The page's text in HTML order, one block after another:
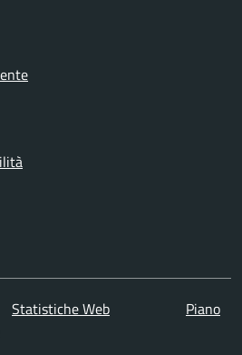
Statistiche Web
Piano